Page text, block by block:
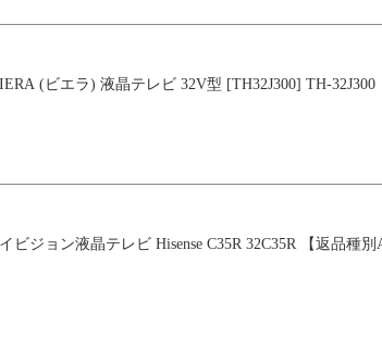
(ビエラ) 液晶テレビ 32V型 [TH32J300] TH-32J300
ビジョン液晶テレビ Hisense C35R 32C35R 【返品種別